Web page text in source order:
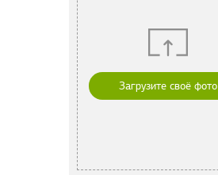
Загрузите своё фото